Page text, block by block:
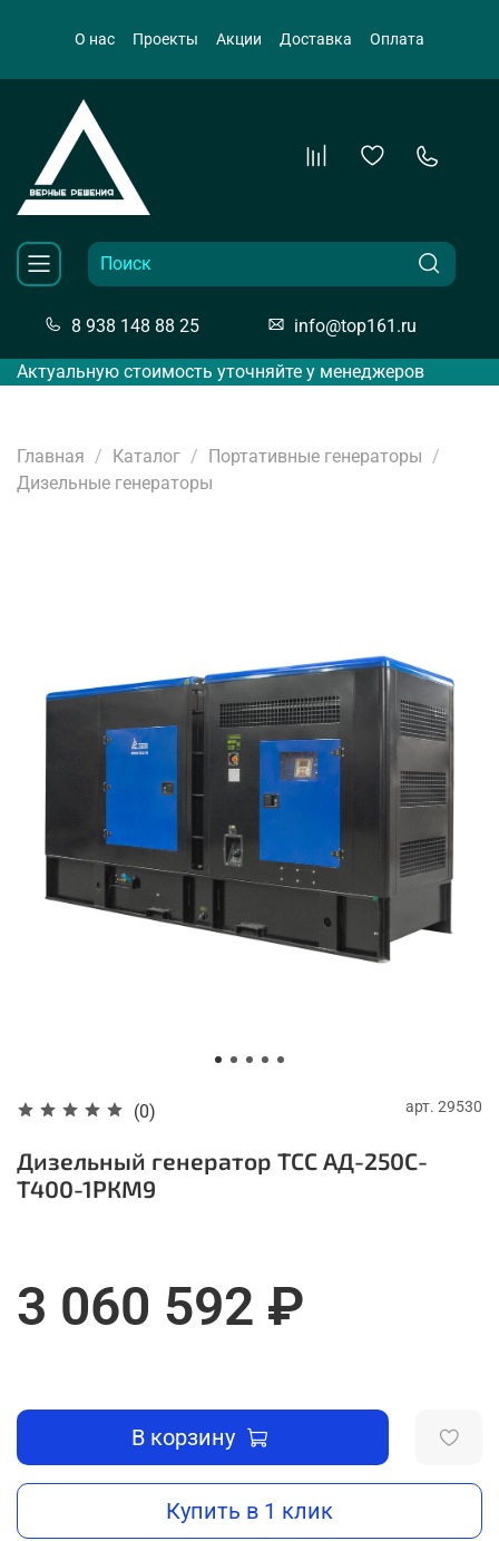
О нас Проекты Акции Доставка Оплата
8 938 148 88 25 info@top161.ru
Актуальную стоимость уточняйте у менеджеров
Главная Каталог
Портативные генераторы
Дизельные генераторы
(0) арт. 29530
Дизельный генератор ТСС АД-250С-
Т400-1РКМ9
3 060 592 ₽
В корзину
Купить в 1 клик